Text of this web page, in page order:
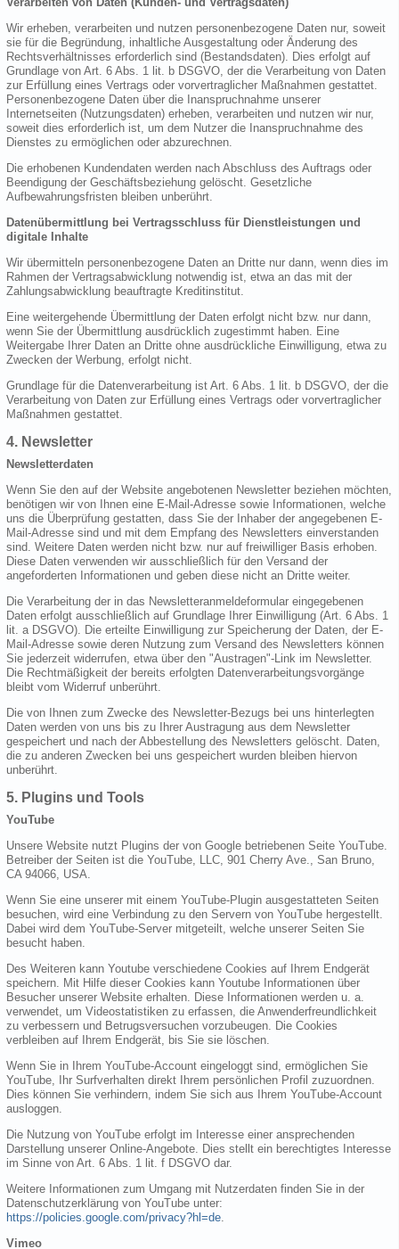
Wir erheben, verarbeiten und nutzen personenbezogene Daten nur, soweit
sie für die Begründung, inhaltliche Ausgestaltung oder Änderung des
Rechtsverhältnisses erforderlich sind (Bestandsdaten). Dies erfolgt auf
Grundlage von Art. 6 Abs. 1 lit. b DSGVO, der die Verarbeitung von Daten
zur Erfüllung eines Vertrags oder vorvertraglicher Maßnahmen gestattet.
Personenbezogene Daten über die Inanspruchnahme unserer
Internetseiten (Nutzungsdaten) erheben, verarbeiten und nutzen wir nur,
soweit dies erforderlich ist, um dem Nutzer die Inanspruchnahme des
Dienstes zu ermöglichen oder abzurechnen.
Die erhobenen Kundendaten werden nach Abschluss des Auftrags oder
Beendigung der Geschäftsbeziehung gelöscht. Gesetzliche
Aufbewahrungsfristen bleiben unberührt.
Datenübermittlung bei Vertragsschluss für Dienstleistungen und
digitale Inhalte
Wir übermitteln personenbezogene Daten an Dritte nur dann, wenn dies im
Rahmen der Vertragsabwicklung notwendig ist, etwa an das mit der
Zahlungsabwicklung beauftragte Kreditinstitut.
Eine weitergehende Übermittlung der Daten erfolgt nicht bzw. nur dann,
wenn Sie der Übermittlung ausdrücklich zugestimmt haben. Eine
Weitergabe Ihrer Daten an Dritte ohne ausdrückliche Einwilligung, etwa zu
Zwecken der Werbung, erfolgt nicht.
Grundlage für die Datenverarbeitung ist Art. 6 Abs. 1 lit. b DSGVO, der die
Verarbeitung von Daten zur Erfüllung eines Vertrags oder vorvertraglicher
Maßnahmen gestattet.
4. Newsletter
Newsletterdaten
Wenn Sie den auf der Website angebotenen Newsletter beziehen möchten,
benötigen wir von Ihnen eine E-Mail-Adresse sowie Informationen, welche
uns die Überprüfung gestatten, dass Sie der Inhaber der angegebenen E-
Mail-Adresse sind und mit dem Empfang des Newsletters einverstanden
sind. Weitere Daten werden nicht bzw. nur auf freiwilliger Basis erhoben.
Diese Daten verwenden wir ausschließlich für den Versand der
angeforderten Informationen und geben diese nicht an Dritte weiter.
Die Verarbeitung der in das Newsletteranmeldeformular eingegebenen
Daten erfolgt ausschließlich auf Grundlage Ihrer Einwilligung (Art. 6 Abs. 1
lit. a DSGVO). Die erteilte Einwilligung zur Speicherung der Daten, der E-
Mail-Adresse sowie deren Nutzung zum Versand des Newsletters können
Sie jederzeit widerrufen, etwa über den "Austragen"-Link im Newsletter.
Die Rechtmäßigkeit der bereits erfolgten Datenverarbeitungsvorgänge
bleibt vom Widerruf unberührt.
Die von Ihnen zum Zwecke des Newsletter-Bezugs bei uns hinterlegten
Daten werden von uns bis zu Ihrer Austragung aus dem Newsletter
gespeichert und nach der Abbestellung des Newsletters gelöscht. Daten,
die zu anderen Zwecken bei uns gespeichert wurden bleiben hiervon
unberührt.
5. Plugins und Tools
YouTube
Unsere Website nutzt Plugins der von Google betriebenen Seite YouTube.
Betreiber der Seiten ist die YouTube, LLC, 901 Cherry Ave., San Bruno,
CA 94066, USA.
Wenn Sie eine unserer mit einem YouTube-Plugin ausgestatteten Seiten
besuchen, wird eine Verbindung zu den Servern von YouTube hergestellt.
Dabei wird dem YouTube-Server mitgeteilt, welche unserer Seiten Sie
besucht haben.
Des Weiteren kann Youtube verschiedene Cookies auf Ihrem Endgerät
speichern. Mit Hilfe dieser Cookies kann Youtube Informationen über
Besucher unserer Website erhalten. Diese Informationen werden u. a.
verwendet, um Videostatistiken zu erfassen, die Anwenderfreundlichkeit
zu verbessern und Betrugsversuchen vorzubeugen. Die Cookies
verbleiben auf Ihrem Endgerät, bis Sie sie löschen.
Wenn Sie in Ihrem YouTube-Account eingeloggt sind, ermöglichen Sie
YouTube, Ihr Surfverhalten direkt Ihrem persönlichen Profil zuzuordnen.
Dies können Sie verhindern, indem Sie sich aus Ihrem YouTube-Account
ausloggen.
Die Nutzung von YouTube erfolgt im Interesse einer ansprechenden
Darstellung unserer Online-Angebote. Dies stellt ein berechtigtes Interesse
im Sinne von Art. 6 Abs. 1 lit. f DSGVO dar.
Weitere Informationen zum Umgang mit Nutzerdaten finden Sie in der
Datenschutzerklärung von YouTube unter:
https://policies.google.com/privacy?hl=de
Vimeo